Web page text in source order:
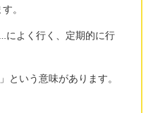
。
よく行く、定期的に行
という意味があります。